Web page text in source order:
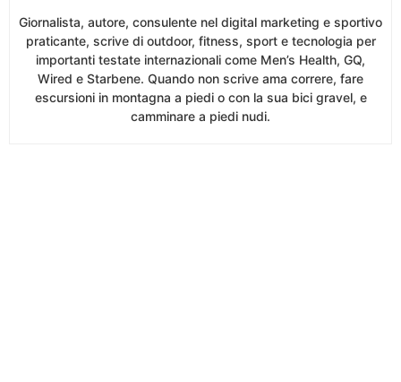
Giornalista, autore, consulente nel digital marketing e sportivo
praticante, scrive di outdoor, fitness, sport e tecnologia per
importanti testate internazionali come Men’s Health, GQ,
Wired e Starbene. Quando non scrive ama correre, fare
escursioni in montagna a piedi o con la sua bici gravel, e
camminare a piedi nudi.